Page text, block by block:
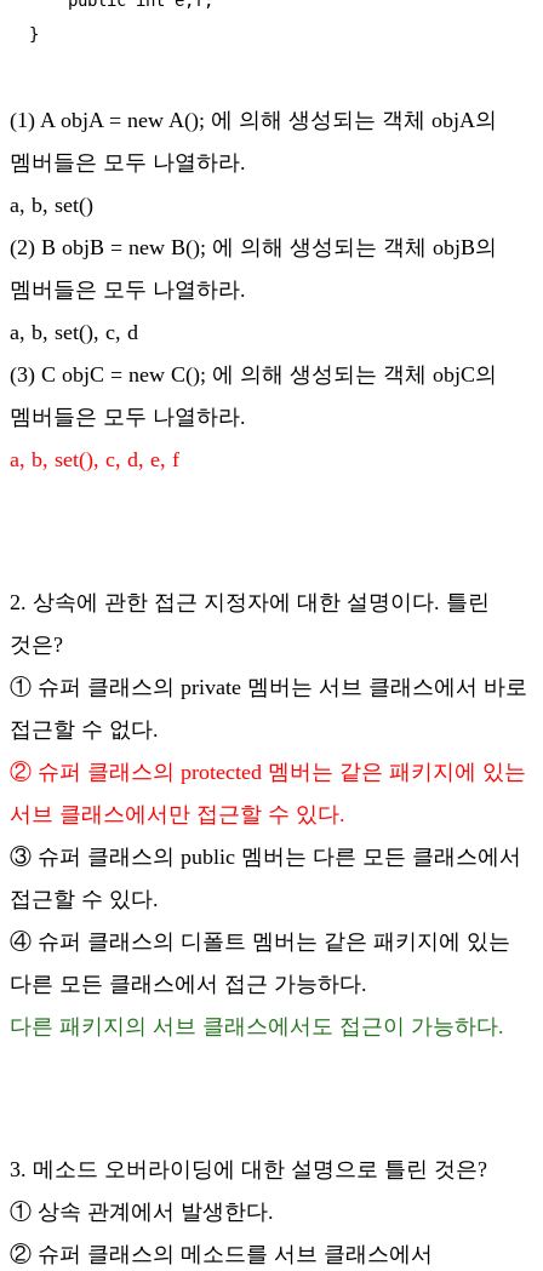
}
(1) A objA = new A(); 에 의해 생성되는 객체 objA의
멤버들은 모두 나열하라.
a, b, set()
(2) B objB = new B(); 에 의해 생성되는 객체 objB의
멤버들은 모두 나열하라.
a, b, set(), c, d
(3) C objC = new C(); 에 의해 생성되는 객체 objC의
멤버들은 모두 나열하라.
a, b, set(), c, d, e, f
2. 상속에 관한 접근 지정자에 대한 설명이다. 틀린
것은?
① 슈퍼 클래스의 private 멤버는 서브 클래스에서 바로
접근할 수 없다.
② 슈퍼 클래스의 protected 멤버는 같은 패키지에 있는
서브 클래스에서만 접근할 수 있다.
③ 슈퍼 클래스의 public 멤버는 다른 모든 클래스에서
접근할 수 있다.
④ 슈퍼 클래스의 디폴트 멤버는 같은 패키지에 있는
다른 모든 클래스에서 접근 가능하다.
다른 패키지의 서브 클래스에서도 접근이 가능하다.
3. 메소드 오버라이딩에 대한 설명으로 틀린 것은?
① 상속 관계에서 발생한다.
② 슈퍼 클래스의 메소드를 서브 클래스에서